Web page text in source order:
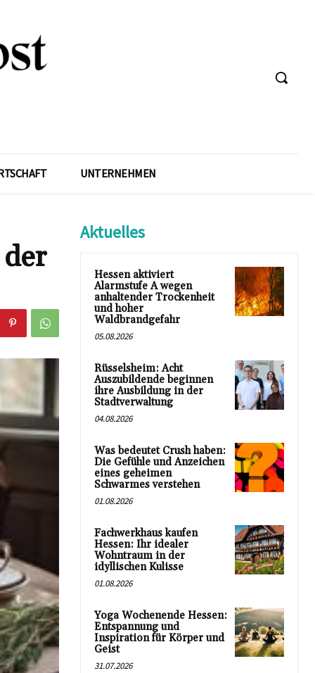
UNTERNEHMEN
Aktuelles
Hessen aktiviert
Alarmstufe A wegen
anhaltender Trockenheit
und hoher
Waldbrandgefahr
05.08.2026
Rüsselsheim: Acht
Auszubildende beginnen
ihre Ausbildung in der
Stadtverwaltung
04.08.2026
Was bedeutet Crush haben:
Die Gefühle und Anzeichen
eines geheimen
Schwarmes verstehen
01.08.2026
Fachwerkhaus kaufen
Hessen: Ihr idealer
Wohntraum in der
idyllischen Kulisse
01.08.2026
Yoga Wochenende Hessen:
Entspannung und
Inspiration für Körper und
Geist
31.07.2026